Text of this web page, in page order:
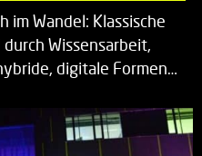
Wandel: Klassische
Wissensarbeit,
digitale Formen…